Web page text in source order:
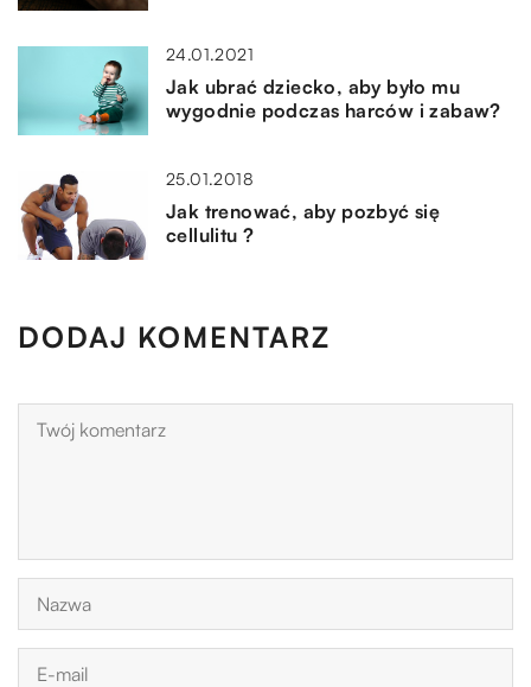
24.01.2021
Jak ubrać dziecko, aby było mu
wygodnie podczas harców i zabaw?
25.01.2018
Jak trenować, aby pozbyć się
cellulitu ?
DODAJ KOMENTARZ